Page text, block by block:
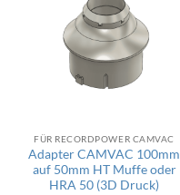
FÜR RECORDPOWER CAMVAC
Adapter CAMVAC 100mm
auf 50mm HT Muffe oder
HRA 50 (3D Druck)